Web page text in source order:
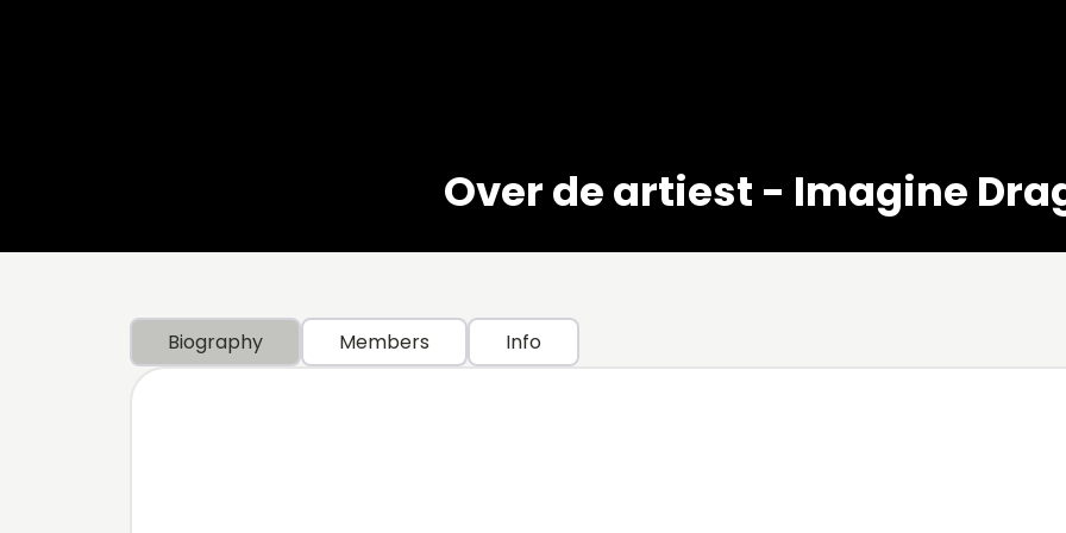
Over de artiest - Imagine
Biography Members Info